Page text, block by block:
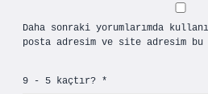
Daha sonraki yorumlarımda
posta adresim ve site adresim
9 - 5 kaçtır? *